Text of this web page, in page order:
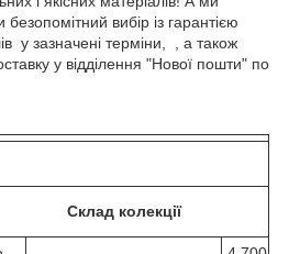
вибір із гарантією
у зазначені терміни, , а також
у відділення "Нової пошти" по
Склад колекції